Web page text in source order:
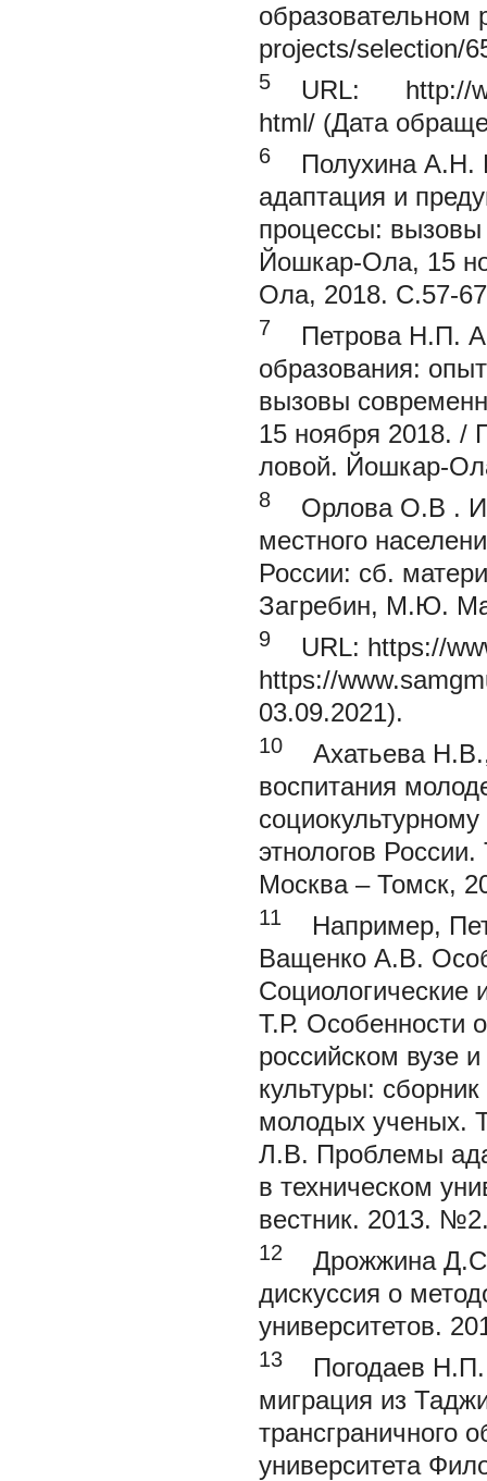
projects/selection/
5 URL:
http://
html/ (Дата
6 Полухина А.Н.
адаптация и
процессы: вызовы
Йошкар-Ола, 15
Ола, 2018. С.57-
7 Петрова Н.П.
образования:
вызовы
15 ноября 2018.
ловой. Йошкар-
8 Орлова О.В .
местного
России: сб.
Загребин, М.Ю.
9 URL: https://
https://
03.09.2021).
10
Ахатьева
воспитания
этнологов
Москва – Томск,
11 Например,
Ващенко А.В.
Т.Р. Особенности
российском вузе
культуры:
молодых ученых.
Л.В. Проблемы
в техническом
вестник. 2013.
12
Дрожжина Д.С
дискуссия о
университетов.
13
Погодаев Н.П.
миграция из
трансграничного
университета